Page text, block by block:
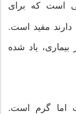
است که برای
مفید است.
یاد شده
اما گرم است.